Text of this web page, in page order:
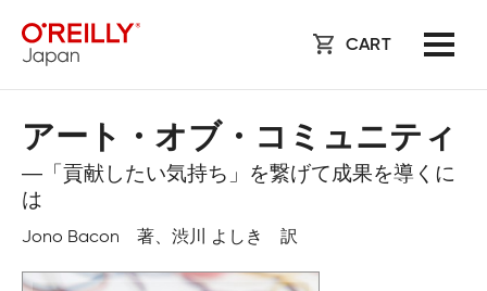
CART
アート・オブ・コミュニティ
―「貢献したい気持ち」を繋げて成果を導くに
は
Jono Bacon 著、渋川 よしき 訳